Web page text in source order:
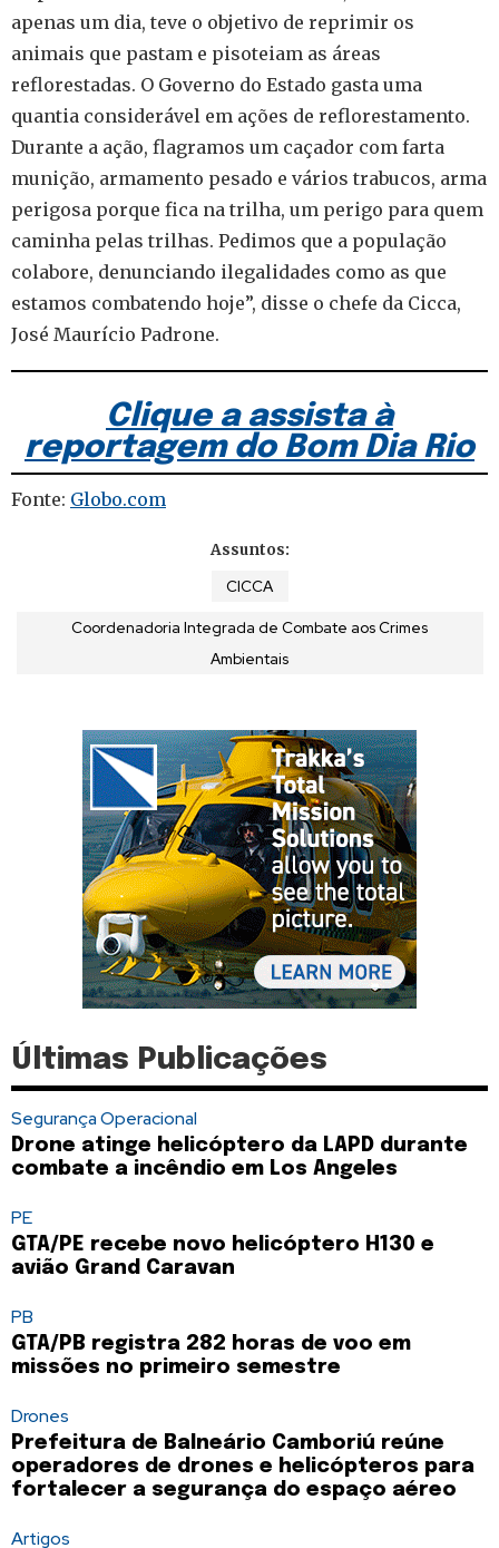
apenas um dia, teve o objetivo de reprimir os
animais que pastam e pisoteiam as áreas
reflorestadas. O Governo do Estado gasta uma
quantia considerável em ações de reflorestamento.
Durante a ação, flagramos um caçador com farta
munição, armamento pesado e vários trabucos, arma
perigosa porque fica na trilha, um perigo para quem
caminha pelas trilhas. Pedimos que a população
colabore, denunciando ilegalidades como as que
estamos combatendo hoje”, disse o chefe da Cicca,
José Maurício Padrone.
Clique a assista à
reportagem do Bom Dia Rio
Fonte: Globo.com
Assuntos:
CICCA
Coordenadoria Integrada de Combate aos Crimes
Ambientais
Últimas Publicações
Segurança Operacional
Drone atinge helicóptero da LAPD durante
combate a incêndio em Los Angeles
PE
GTA/PE recebe novo helicóptero H130 e
avião Grand Caravan
PB
GTA/PB registra 282 horas de voo em
missões no primeiro semestre
Drones
Prefeitura de Balneário Camboriú reúne
operadores de drones e helicópteros para
fortalecer a segurança do espaço aéreo
Artigos